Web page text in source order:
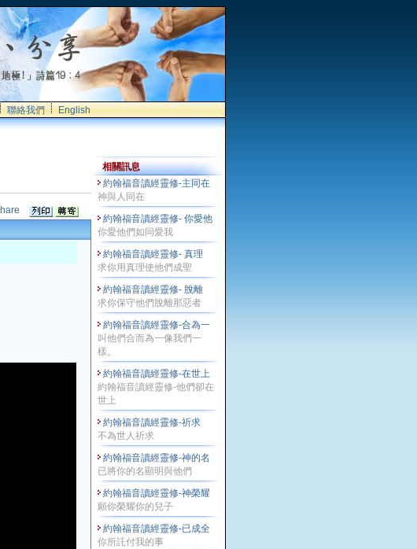
聯絡我們 English
相關訊息
約翰福音讀經靈修-主同在
神與人同在
約翰福音讀經靈修- 你愛他
你愛他們如同愛我
約翰福音讀經靈修- 真理
求你用真理使他們成聖
約翰福音讀經靈修- 脫離
求你保守他們脫離那惡者
約翰福音讀經靈修-合為一
叫他們合而為一像我們一
樣。
約翰福音讀經靈修-在世上
約翰福音讀經靈修-他們卻在
世上
約翰福音讀經靈修-祈求
不為世人祈求
約翰福音讀經靈修-神的名
已將你的名顯明與他們
約翰福音讀經靈修-神榮耀
願你榮耀你的兒子
約翰福音讀經靈修-已成全
你所託付我的事